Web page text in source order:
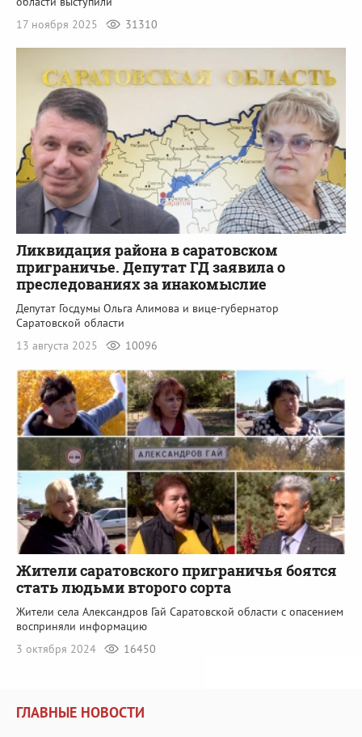
17 ноября 2025
31310
Ликвидация района в саратовском
приграничье. Депутат ГД заявила о
преследованиях за инакомыслие
Депутат Госдумы Ольга Алимова и вице-губернатор
Саратовской области
13 августа 2025
10096
Жители саратовского приграничья боятся
стать людьми второго сорта
Жители села Александров Гай Саратовской области с опасением
восприняли информацию
3 октября 2024
16450
ГЛАВНЫЕ НОВОСТИ